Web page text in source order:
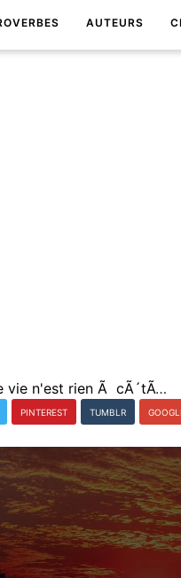
AUTEURS
La fin d'une vie n'est rien Ã cÃ´tÃ© de la fin de l'amour.
PINTEREST TUMBLR